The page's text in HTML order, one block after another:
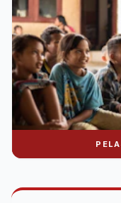
Donasi Nuralwala
Bantu syiar dakwah melalui